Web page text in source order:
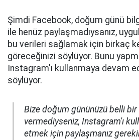
Şimdi Facebook, doğum günü
ile henüz paylaşmadıysanız,
bu verileri sağlamak için birkaç
göreceğinizi söylüyor. Bunu
Instagram'ı kullanmaya devam
söylüyor.
Bize doğum gününüzü belli
vermediyseniz, Instagram'ı
etmek için paylaşmanız